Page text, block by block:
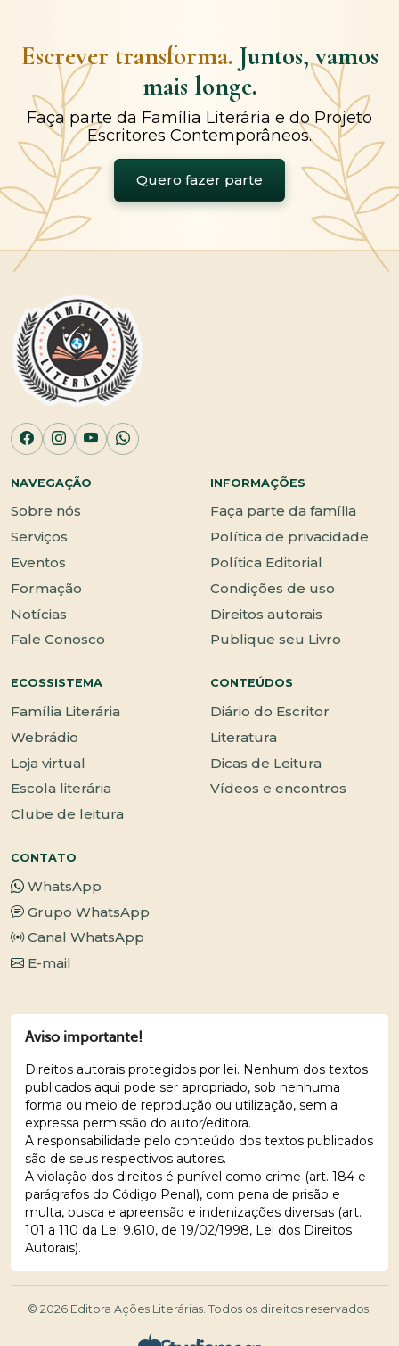
Escrever transforma. Juntos, vamos
mais longe.
Faça parte da Família Literária e do Projeto
Escritores Contemporâneos.
Quero fazer parte
NAVEGAÇÃO
Sobre nós
Serviços
Eventos
Formação
Notícias
Fale Conosco
INFORMAÇÕES
Faça parte da família
Política de privacidade
Política Editorial
Condições de uso
Direitos autorais
Publique seu Livro
ECOSSISTEMA
Família Literária
Webrádio
Loja virtual
Escola literária
Clube de leitura
CONTEÚDOS
Diário do Escritor
Literatura
Dicas de Leitura
Vídeos e encontros
CONTATO
WhatsApp
Grupo WhatsApp
Canal WhatsApp
E-mail
Aviso importante!
Direitos autorais protegidos por lei. Nenhum dos textos
publicados aqui pode ser apropriado, sob nenhuma
forma ou meio de reprodução ou utilização, sem a
expressa permissão do autor/editora.
A responsabilidade pelo conteúdo dos textos publicados
são de seus respectivos autores.
A violação dos direitos é punível como crime (art. 184 e
parágrafos do Código Penal), com pena de prisão e
multa, busca e apreensão e indenizações diversas (art.
101 a 110 da Lei 9.610, de 19/02/1998, Lei dos Direitos
Autorais).
© 2026 Editora Ações Literárias. Todos os direitos reservados.